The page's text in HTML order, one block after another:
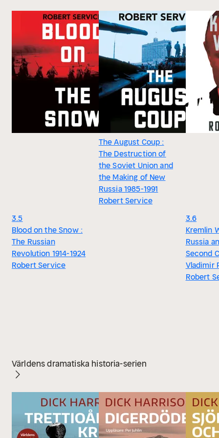
3.5
Blood on the Snow :
The Russian
Revolution 1914-1924
Robert Service
The August Coup :
The Destruction of
the Soviet Union and
the Making of New
Russia 1985-1991
Robert Service
3.6
Kremlin
Russia
Second
Vladimir
Robert
Världens dramatiska historia-serien